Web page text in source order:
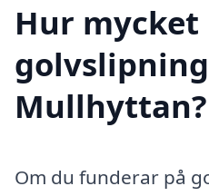
Hur
Mullhyttan?
Om du funderar på